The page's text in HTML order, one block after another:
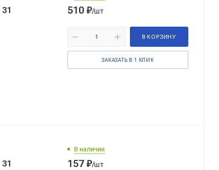
510 ₽/шт
В КОРЗИНУ
ЗАКАЗАТЬ В 1 КЛИК
В наличии
157 ₽/шт